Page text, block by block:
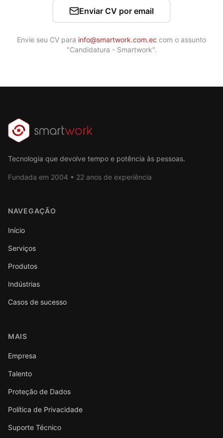
Enviar CV por email
Envie seu CV para info@smartwork.com.ec com o assunto
"Candidatura - Smartwork".
Tecnologia que devolve tempo e potência às pessoas.
Fundada em 2004 • 22 anos de experiência
NAVEGAÇÃO
Início
Serviços
Produtos
Indústrias
Casos de sucesso
MAIS
Empresa
Talento
Proteção de Dados
Política de Privacidade
Suporte Técnico